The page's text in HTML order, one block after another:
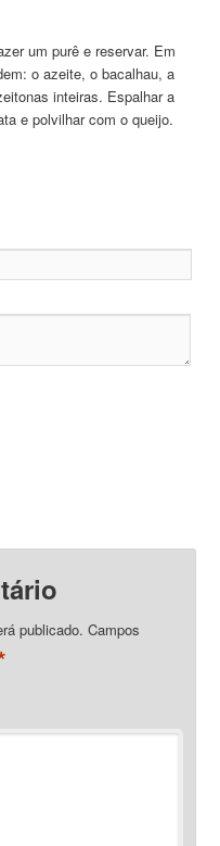
um purê e reservar. Em
o azeite, o bacalhau, a
inteiras. Espalhar a
e polvilhar com o queijo.
publicado. Campos